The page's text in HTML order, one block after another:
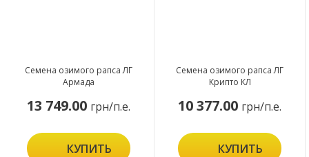
Семена озимого рапса ЛГ
Армада
13 749.00 грн/п.е.
КУПИТЬ
Семена озимого рапса ЛГ
Крипто КЛ
10 377.00 грн/п.е.
КУПИТЬ